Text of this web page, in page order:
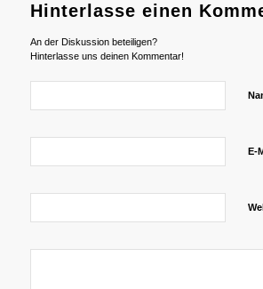
Hinterlasse einen
An der Diskussion beteiligen?
Hinterlasse uns deinen Kommentar!
E-